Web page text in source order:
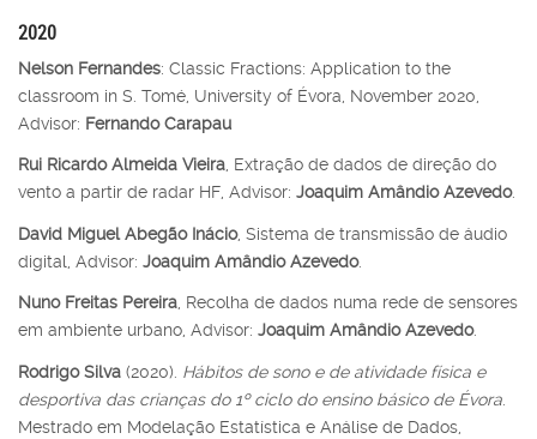
2020
Nelson Fernandes: Classic Fractions: Application to the
classroom in S. Tomé, University of Évora, November 2020,
Advisor: Fernando Carapau
Rui Ricardo Almeida Vieira , Extração de dados de direção do
vento a partir de radar HF, Advisor: Joaquim Amândio Azevedo.
David Miguel Abegão Inácio, Sistema de transmissão de áudio
digital, Advisor: Joaquim Amândio Azevedo.
Nuno Freitas Pereira , Recolha de dados numa rede de sensores
em ambiente urbano, Advisor: Joaquim Amândio Azevedo.
Rodrigo Silva (2020). Hábitos de sono e de atividade física e
desportiva das crianças do 1º ciclo do ensino básico de Évora
Mestrado em Modelação Estatística e Análise de Dados,